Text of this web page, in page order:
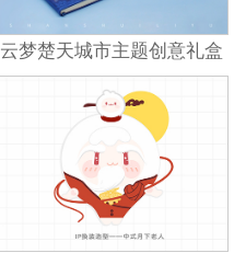
云梦楚天城市主题创意礼盒